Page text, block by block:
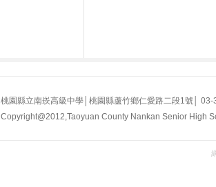
桃園縣立南崁高級中學│桃園縣蘆竹鄉仁愛路二段1號│
Copyright@2012,Taoyuan County Nankan Senior High